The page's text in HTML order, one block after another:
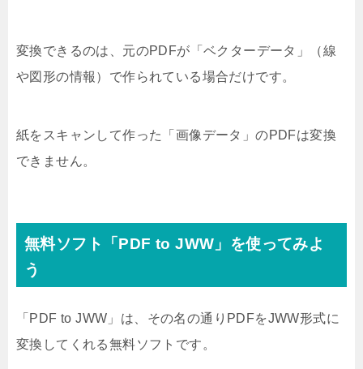
変換できるのは、元のPDFが「ベクターデータ」（線
や図形の情報）で作られている場合だけです。
紙をスキャンして作った「画像データ」のPDFは変換
できません。
無料ソフト「PDF to JWW」を使ってみよ
う
「PDF to JWW」は、その名の通りPDFをJWW形式に
変換してくれる無料ソフトです。